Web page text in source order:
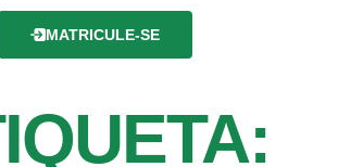
MATRICULE-SE